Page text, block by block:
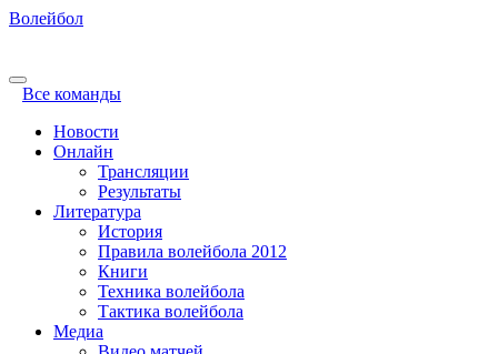
Волейбол
Все команды
Новости
Онлайн
Трансляции
Результаты
Литература
История
Правила волейбола 2012
Книги
Техника волейбола
Тактика волейбола
Медиа